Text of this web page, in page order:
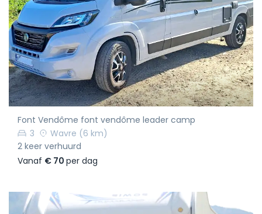
Font Vendôme font vendôme leader camp
3
Wavre (6 km)
2 keer verhuurd
Vanaf € 70 per dag